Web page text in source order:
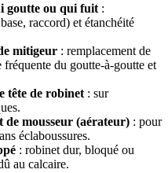
goutte ou qui fuit :
raccord) et étanchéité
mitigeur : remplacement de
fréquente du goutte-à-goutte et
tête de robinet : sur
de mousseur (aérateur) : pour
éclaboussures.
: robinet dur, bloqué ou
au calcaire.